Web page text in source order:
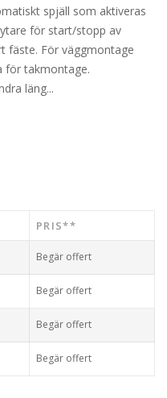
spjäll som aktiveras
för start/stopp av
fäste. För väggmontage
för takmontage.
läng...
PRIS**
Begär offert
Begär offert
Begär offert
Begär offert